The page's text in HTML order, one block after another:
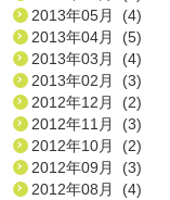
2013年05月 (4)
2013年04月 (5)
2013年03月 (4)
2013年02月 (3)
2012年12月 (2)
2012年11月 (3)
2012年10月 (2)
2012年09月 (3)
2012年08月 (4)